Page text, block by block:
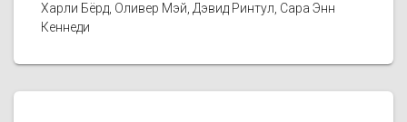
Харли Бёрд, Оливер Мэй, Дэвид Ринтул, Сара Энн
Кеннеди